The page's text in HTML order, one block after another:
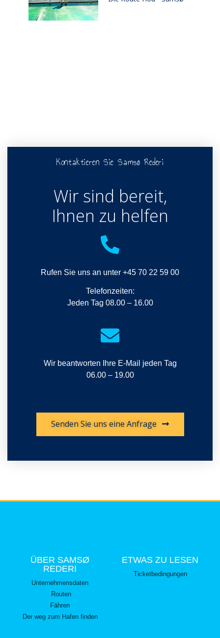
Kontaktieren Sie Samsø Rederi
Wir sind bereit,
Ihnen zu helfen​
Rufen Sie uns an unter +45 70 22 59 00
Telefonzeiten:
Jeden Tag 08.00 – 16.00
Wir beantworten Ihre E-Mail jeden Tag
06.00 – 19.00
Senden Sie uns eine Anfrage
ÜBER SAMSØ
REDERI
Unternehmensdaten
Routen
Fähren
Der weg zum Hafen finden
ETWAS ZU LESEN
Ticketbedingungen